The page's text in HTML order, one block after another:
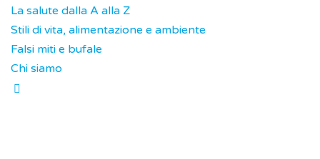
La salute dalla A alla Z
Stili di vita, alimentazione e ambiente
Falsi miti e bufale
Chi siamo